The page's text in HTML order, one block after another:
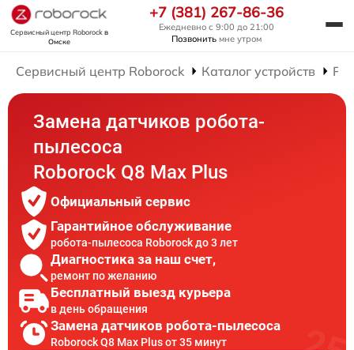
Сервисный центр Roborockв
Омске
+7 (381) 267-86-36
Ежедневно с 9:00 до 21:00
Позвонить мне утром
Сервисный центр Roborock Каталог устройств
Замена датчиков робота-
пылесоса
Roborock Q8 Max Plus
Официальный сервис
Гарантийное обслуживание
робота-пылесоса Roborock до 3 лет
Диагностика за наш счет,
ремонт по желанию
Бесплатный выезд курьера
в день обращения
Замена датчиков робота-пылесоса
Roborock Q8 Max Plus от 35 минут